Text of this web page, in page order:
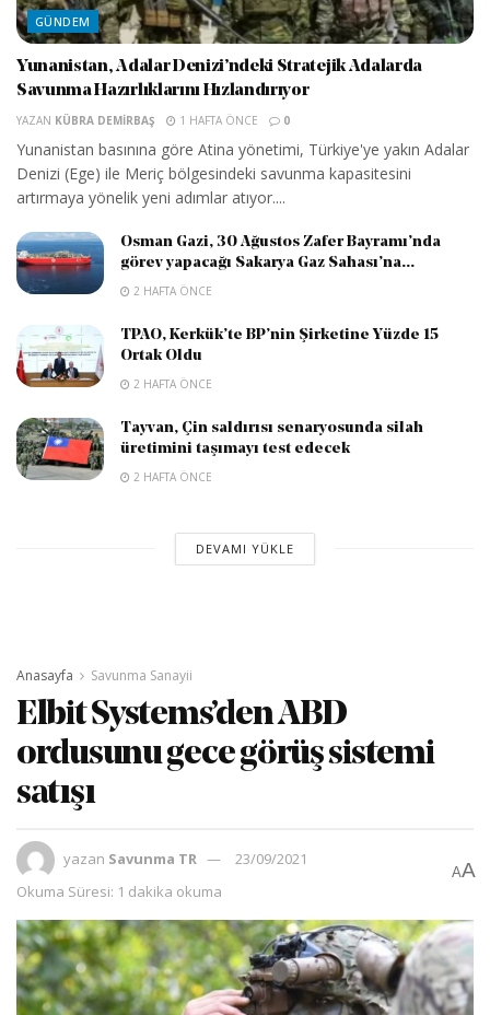
GÜNDEM
Yunanistan, Adalar Denizi’ndeki Stratejik Adalarda
Savunma Hazırlıklarını Hızlandırıyor
YAZAN KÜBRA DEMIRBAŞ 1 HAFTA ÖNCE 0
Yunanistan basınına göre Atina yönetimi, Türkiye'ye yakın Adalar
Denizi (Ege) ile Meriç bölgesindeki savunma kapasitesini
artırmaya yönelik yeni adımlar atıyor....
Osman Gazi, 30 Ağustos Zafer Bayramı’nda
görev yapacağı Sakarya Gaz Sahası’na...
2 HAFTA ÖNCE
TPAO, Kerkük’te BP’nin Şirketine Yüzde 15
Ortak Oldu
2 HAFTA ÖNCE
Tayvan, Çin saldırısı senaryosunda silah
üretimini taşımayı test edecek
2 HAFTA ÖNCE
DEVAMI YÜKLE
Anasayfa Savunma Sanayii
Elbit Systems’den ABD
ordusunu gece görüş sistemi
satışı
yazan Savunma TR
23/09/2021
Okuma Süresi: 1 dakika okuma
AA